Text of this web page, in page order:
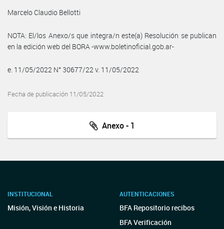
Marcelo Claudio Bellotti
NOTA: El/los Anexo/s que integra/n este(a) Resolución se publican
en la edición web del BORA -www.boletinoficial.gob.ar-
e. 11/05/2022 N° 30677/22 v. 11/05/2022
Fecha de publicación 11/05/2022
Anexo - 1
INSTITUCIONAL
Misión, Visión e Historia
AUTENTICACIONES
BFA Repositorio recibos
BFA Verificación